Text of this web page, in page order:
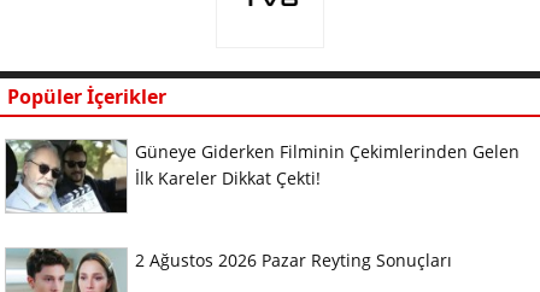
Popüler İçerikler
Güneye Giderken Filminin Çekimlerinden Gelen
İlk Kareler Dikkat Çekti!
2 Ağustos 2026 Pazar Reyting Sonuçları